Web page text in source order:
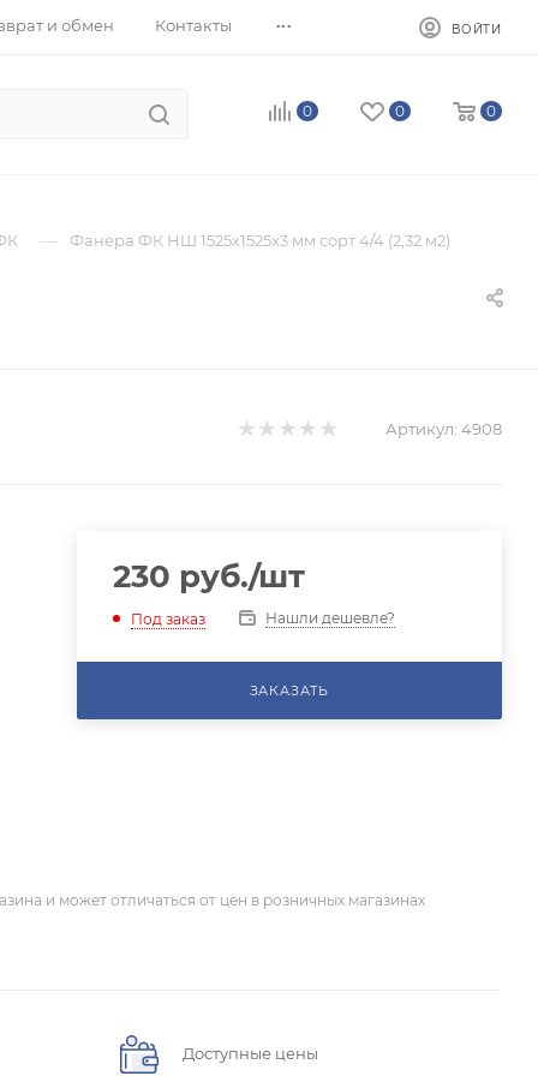
и обмен Контакты ... ВОЙТИ
0 0 0
— Фанера ФК НШ 1525х1525х3 мм сорт 4/4 (2,32 м2)
Артикул: 4908
230 руб./шт
Под заказ Нашли дешевле?
ЗАКАЗАТЬ
и может отличаться от цен в розничных магазинах
Доступные цены